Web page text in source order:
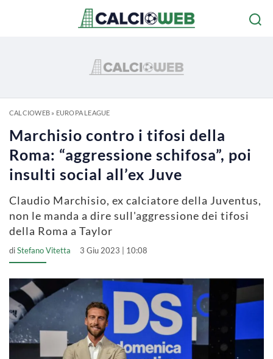
CALCIOWEB» EUROPA LEAGUE
Marchisio contro i tifosi della
Roma: “aggressione schifosa”, poi
insulti social all’ex Juve
Claudio Marchisio, ex calciatore della Juventus,
non le manda a dire sull'aggressione dei tifosi
della Roma a Taylor
diStefano Vitetta 3 Giu 2023 | 10:08